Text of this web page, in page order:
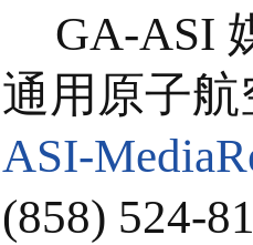
GA-ASI
通用原子航
ASI-
(858) 524-